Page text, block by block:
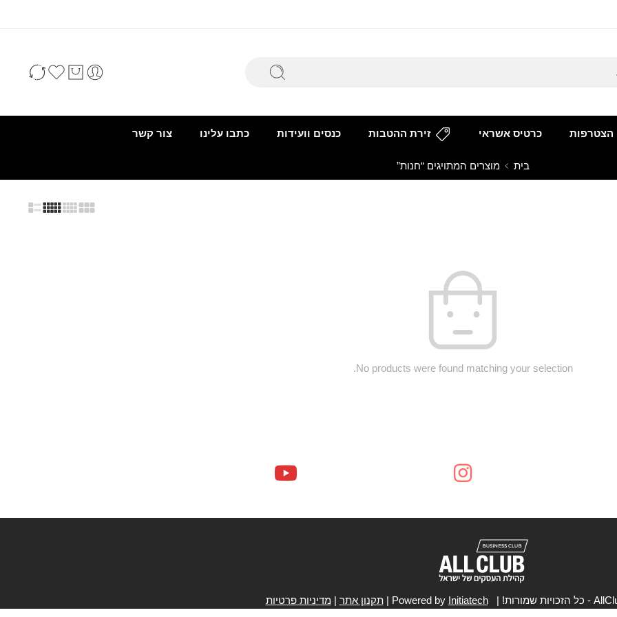
הצטרפות כרטיס אשראי זירת ההטבות כנסים וועידות כתבו עלינו צור קשר
בית מוצרים המתויגים “חנות”
No products were found matching your selection.
Initiatech
|תקנון אתר מדיניות פרטיות